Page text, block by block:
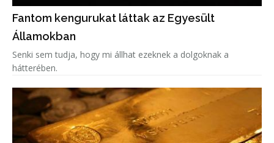
Fantom kengurukat láttak az Egyesült
Államokban
Senki sem tudja, hogy mi állhat ezeknek a dolgoknak a
hátterében.